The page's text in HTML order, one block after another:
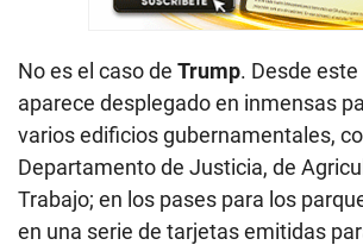
No es el caso de Trump. Desde
aparece desplegado en inmensas
varios edificios gubernamentales,
Departamento de Justicia, de
Trabajo; en los pases para los
en una serie de tarjetas emitidas